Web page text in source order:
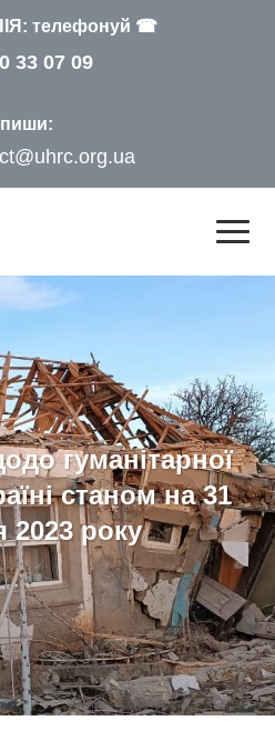
телефонуй ☎
33 07 09
пиши:
гуманітарної
станом на 31
2023 року